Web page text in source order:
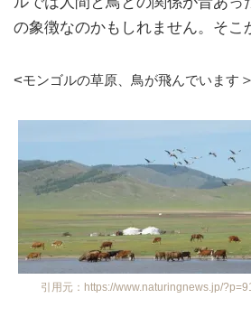
の象徴なのかもしれません。そこ
<モンゴルの草原、鳥が飛んでいます ＞
引用元：https://www.naturingnews.jp/